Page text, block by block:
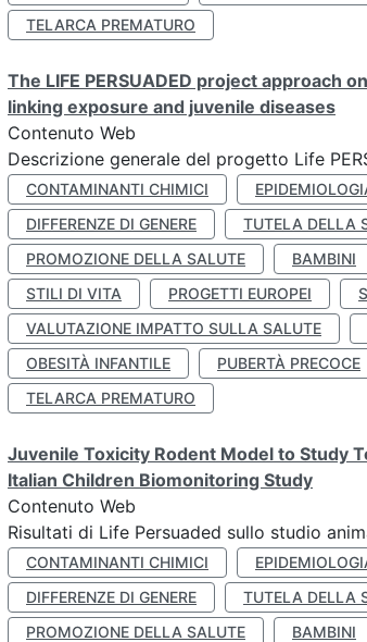
TELARCA PREMATURO
The LIFE PERSUADED project approach
linking exposure and juvenile diseases
Contenuto Web
Descrizione generale del progetto Life
CONTAMINANTI CHIMICI
DIFFERENZE DI GENERE
TUTELA DELLA
PROMOZIONE DELLA SALUTE
BAMBINI
STILI DI VITA
PROGETTI EUROPEI
VALUTAZIONE IMPATTO SULLA SALUTE
OBESITÀ INFANTILE
PUBERTÀ PRECOCE
TELARCA PREMATURO
Juvenile Toxicity Rodent Model to Study
Italian Children Biomonitoring Study
Contenuto Web
Risultati di Life Persuaded sullo studio
CONTAMINANTI CHIMICI
DIFFERENZE DI GENERE
TUTELA DELLA
PROMOZIONE DELLA SALUTE
BAMBINI